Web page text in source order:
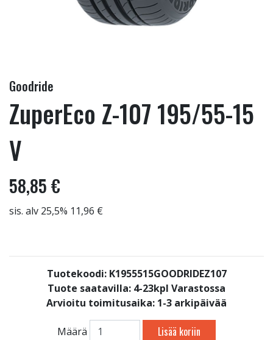
Goodride
ZuperEco Z-107 195/55-15
V
58,85 €
sis. alv 25,5% 11,96 €
Tuotekoodi: K1955515GOODRIDEZ107
Tuote saatavilla: 4-23kpl Varastossa
Arvioitu toimitusaika: 1-3 arkipäivää
Määrä Lisää koriin